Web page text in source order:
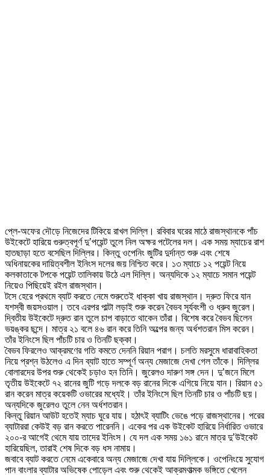
প্লে-অফের দৌড়ে নিজেদের টিকিয়ে রাখল দিল্লি। রবিবার ঘরের মাঠে রাজস্থানকে পাঁচ
উইকেটে হারিয়ে গুরুত্বপূর্ণ দু’পয়েন্ট তুলে নিল অক্ষর পটেলের দল। এক সময় ম্যাচের রাশ
হাতছাড়া হতে বসেছিল দিল্লির। কিন্তু ওপেনিং জুটির দুর্দান্ত শুরু এবং শেষে
অধিনায়কের দায়িত্বশীল ইনিংস দলের জয় নিশ্চিত করে। ১৩ ম্যাচে ১২ পয়েন্ট নিয়ে
কলকাতাকে টপকে পয়েন্ট তালিকায় উঠে এল দিল্লি। অন্যদিকে ১২ ম্যাচে সমান পয়েন্ট
নিয়েও পিছিয়েই রইল রাজস্থান।
টসে হেরে প্রথমে ব্যাট করতে নেমে শুরুতেই ধাক্কা খায় রাজস্থান। দ্রুত ফিরে যান
যশস্বী জয়সওয়াল। তবে এরপর পাল্টা লড়াই শুরু করেন বৈভব সূর্যবংশী ও ধ্রুব জুরেল।
দ্বিতীয় উইকেটে দ্রুত রান তুলে চাপ বাড়াতে থাকেন তাঁরা। বিশেষ করে বৈভব ছিলেন
ভয়ঙ্কর ছন্দে। মাত্র ২১ বলে ৪৬ রান করে তিনি অল্পের জন্য অর্ধশতরান মিস করেন।
তাঁর ইনিংসে ছিল পাঁচটি চার ও তিনটি ছক্কা।
বৈভব ফিরলেও আক্রমণের গতি কমতে দেননি রিয়ান পরাগ। চলতি মরসুমে ধারাবাহিকতা
নিয়ে প্রশ্ন উঠলেও এ দিন ব্যাট হাতে সম্পূর্ণ অন্য মেজাজে দেখা গেল তাঁকে। দিল্লির
বোলারদের উপর শুরু থেকেই চড়াও হন তিনি। জুরেলও দারুণ সঙ্গ দেন। দু’জনে মিলে
তৃতীয় উইকেটে ৭২ রানের জুটি গড়ে দলকে বড় রানের দিকে এগিয়ে নিয়ে যান। রিয়ান ৫১
রান করেন মাত্র কয়েকটি ওভারের মধ্যেই। তাঁর ইনিংসে ছিল তিনটি চার ও পাঁচটি ছয়।
অন্যদিকে জুরেলও তুলে নেন অর্ধশতরান।
কিন্তু রিয়ান আউট হতেই ম্যাচ ঘুরে যায়। হঠাৎই ব্যাটিং ভেঙে পড়ে রাজস্থানের। পরের
ব্যাটাররা কেউই বড় রান করতে পারেননি। একের পর এক উইকেট হারিয়ে নির্ধারিত ওভারে
২০০-র আগেই থেমে যায় তাদের ইনিংস। যে দল এক সময় ১৬১ রানে মাত্র দু’উইকেট
হারিয়েছিল, তারাই শেষ দিকে বড় ধস নামায়।
জবাবে ব্যাট করতে নেমে একেবারে অন্য মেজাজে দেখা যায় দিল্লিকে। ওপেনিংয়ে সুযোগ
পান বাংলার ব্যাটার অভিষেক পোড়েল এবং শুরু থেকেই আক্রমণাত্মক ভঙ্গিতে খেলেন